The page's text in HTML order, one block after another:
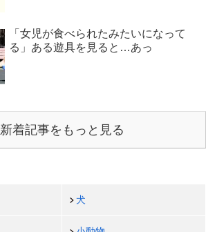
「女児が食べられたみたいになって
る」ある遊具を見ると…あっ
新着記事をもっと見る
犬